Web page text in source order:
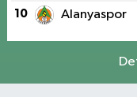
10 Alanyaspor